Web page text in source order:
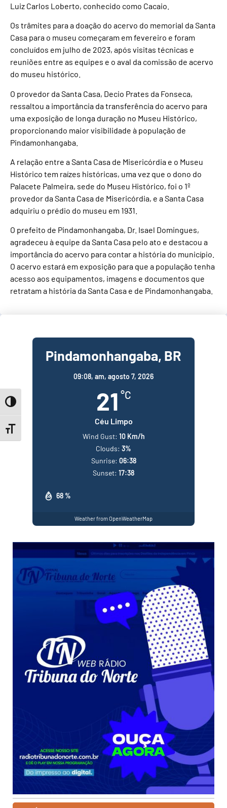
Toggle High Contrast
Toggle Font size
Luiz Carlos Loberto, conhecido como Cacaio.
Os trâmites para a doação do acervo do memorial da Santa
Casa para o museu começaram em fevereiro e foram
concluídos em julho de 2023, após visitas técnicas e
reuniões entre as equipes e o aval da comissão de acervo
do museu histórico.
O provedor da Santa Casa, Decio Prates da Fonseca,
ressaltou a importância da transferência do acervo para
uma exposição de longa duração no Museu Histórico,
proporcionando maior visibilidade à população de
Pindamonhangaba.
A relação entre a Santa Casa de Misericórdia e o Museu
Histórico tem raízes históricas, uma vez que o dono do
Palacete Palmeira, sede do Museu Histórico, foi o 1º
provedor da Santa Casa de Misericórdia, e a Santa Casa
adquiriu o prédio do museu em 1931.
O prefeito de Pindamonhangaba, Dr. Isael Domingues,
agradeceu à equipe da Santa Casa pelo ato e destacou a
importância do acervo para contar a história do município.
O acervo estará em exposição para que a população tenha
acesso aos equipamentos, imagens e documentos que
retratam a história da Santa Casa e de Pindamonhangaba.
Pindamonhangaba, BR
09:08, am, agosto 7, 2026
21 °C
Céu Limpo
68 %
Wind Gust: 10 Km/h
Clouds: 3%
Sunrise: 06:38
Sunset: 17:38
Weather from OpenWeatherMap